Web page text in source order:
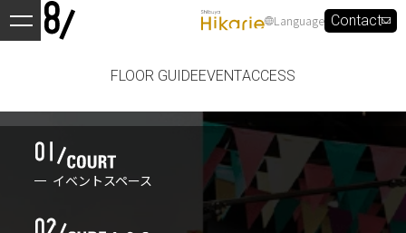
Language Contact
FLOOR GUIDEEVENTACCESS
イベントスペース